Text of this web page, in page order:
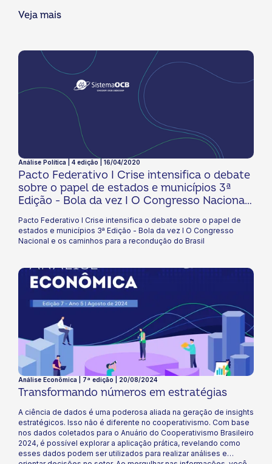
Veja mais
Análise Política | 4 edição | 16/04/2020
Pacto Federativo I Crise intensifica o debate
sobre o papel de estados e municípios 3ª
Edição - Bola da vez I O Congresso Nacional
Pacto Federativo I Crise intensifica o debate sobre o papel de
estados e municípios 3ª Edição - Bola da vez I O Congresso
Nacional e os caminhos para a recondução do Brasil
Análise Econômica | 7ª edição | 20/08/2024
Transformando números em estratégias
A ciência de dados é uma poderosa aliada na geração de insights
estratégicos. Isso não é diferente no cooperativismo. Com base
nos dados coletados para o Anuário do Cooperativismo Brasileiro
2024, é possível explorar a aplicação prática, revelando como
esses dados podem ser utilizados para realizar análises e